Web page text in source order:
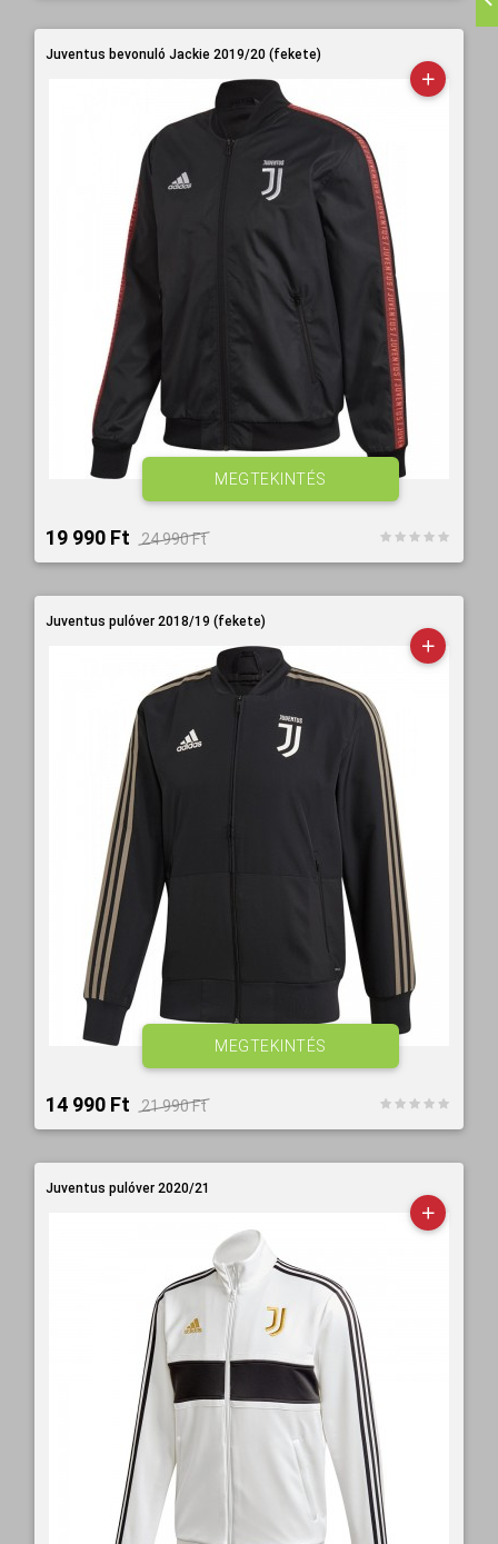
Juventus bevonuló Jackie 2019/20 (fekete)
19 990 Ft‎ 24 990 Ft‎
MEGTEKINTÉS
Juventus pulóver 2018/19 (fekete)
14 990 Ft‎ 21 990 Ft‎
MEGTEKINTÉS
Juventus pulóver 2020/21